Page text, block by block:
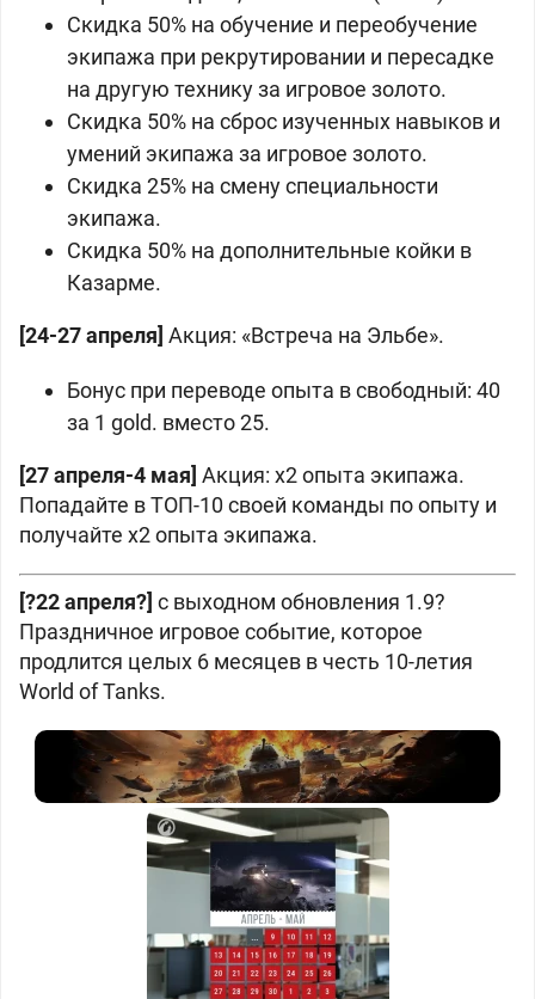
Скидка 50% на обучение и переобучение
экипажа при рекрутировании и пересадке
на другую технику за игровое золото.
Скидка 50% на сброс изученных навыков и
умений экипажа за игровое золото.
Скидка 25% на смену специальности
экипажа.
Скидка 50% на дополнительные койки в
Казарме.
[24-27 апреля] Акция: «Встреча на Эльбе».
Бонус при переводе опыта в свободный: 40
за 1 gold. вместо 25.
[27 апреля-4 мая] Акция: x2 опыта экипажа.
Попадайте в ТОП-10 своей команды по опыту и
получайте x2 опыта экипажа.
[?22 апреля?] c выходном обновления 1.9?
Праздничное игровое событие, которое
продлится целых 6 месяцев в честь 10-летия
World of Tanks.